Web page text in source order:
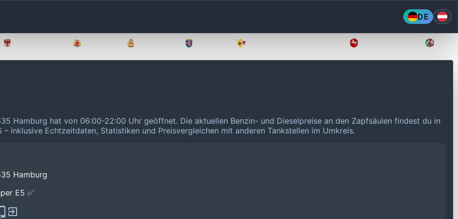
DE
Hamburg hat von 06:00-22:00 Uhr geöffnet. Die aktuellen Benzin- und Dieselpreise an den Zapfsäulen findest du in
– inklusive Echtzeitdaten, Statistiken und Preisvergleichen mit anderen Tankstellen im Umkreis.
Hamburg
E5 ✅